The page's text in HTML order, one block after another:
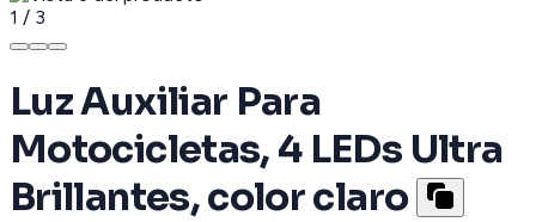
1 / 3
Luz Auxiliar Para
Motocicletas, 4 LEDs Ultra
Brillantes, color claro